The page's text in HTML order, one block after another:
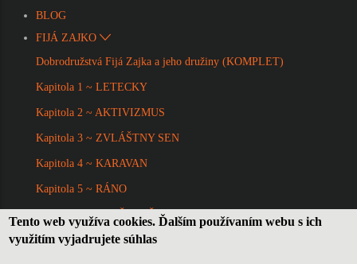
BLOG
FIJÁ ZAJKO
Dobrodružstvá Fijá Zajka a jeho družiny (KOMPLET)
Kapitola 1 ~ LETECKY
Kapitola 2 ~ AKTIVIZMUS
Kapitola 3 ~ ZVLÁŠTNY SEN
Kapitola 4 ~ KARAVAN
Kapitola 5 ~ RÁNO
Kapitola 6 ~ DRUŽNOSŤ
Kapitola 7 ~ SLÁVNOSTNÁ CHVÍĽA
Tento web využíva cookies. Ďalším používaním webu s ich
využitím vyjadrujete súhlas